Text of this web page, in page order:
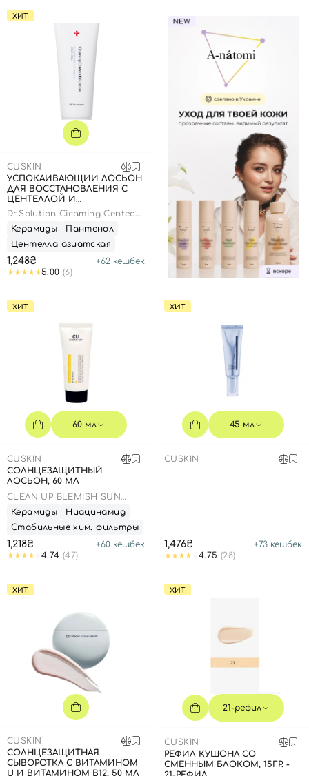
ХИТ
CUSKIN
УСПОКАИВАЮЩИЙ ЛОСЬОН
ДЛЯ ВОССТАНОВЛЕНИЯ С
ЦЕНТЕЛЛОЙ И
ПАНТЕНОЛОМ, 100 МЛ
Dr.Solution Cicaming Centeca
B5 Lotion
Керамиды
Пантенол
Центелла азиатская
1,248₴ +62 кешбек
5.00 (6)
ХИТ
60 мл
CUSKIN
СОЛНЦЕЗАЩИТНЫЙ
ЛОСЬОН, 60 МЛ
CLEAN UP BLEMISH SUN
LOTION SPF 50+ PA++++
Керамиды
Ниацинамид
Стабильные хим. фильтры
1,218₴ +60 кешбек
4.74 (47)
ХИТ
45 мл
CUSKIN
1,476₴ +73 кешбек
4.75 (28)
ХИТ
CUSKIN
СОЛНЦЕЗАЩИТНАЯ
СЫВОРОТКА С ВИТАМИНОМ
U И ВИТАМИНОМ В12, 50 МЛ
ХИТ
21-рефил
CUSKIN
РЕФИЛ КУШОНА СО
СМЕННЫМ БЛОКОМ, 15ГР. -
Вход Регистрация